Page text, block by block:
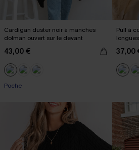
Cardigan duster noir à manches
dolman ouvert sur le devant
43,00 €
Poche
Pull à
37,00